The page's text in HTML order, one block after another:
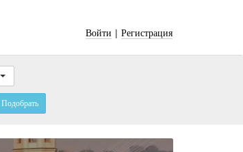
Войти | Регистрация
Подобрать